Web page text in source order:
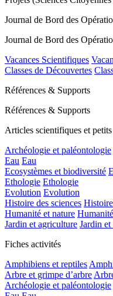
Journal de Bord des
Journal de Bord des
Vacances Scientifiques
Classes de Découvertes
Références & Supports
Références & Supports
Articles scientifiques et petits
Archéologie et paléontologie
Eau Eau
Ecosystèmes et biodiversité
Ethologie Ethologie
Evolution Evolution
Histoire des sciences
Humanité et nature
Jardin et agriculture Jardin
Fiches activités
Amphibiens et reptiles
Arbre et grimpe d’arbre
Archéologie et paléontologie